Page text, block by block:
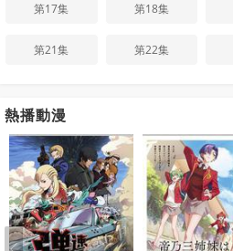
第17集 第18集
第21集 第22集
熱播動漫